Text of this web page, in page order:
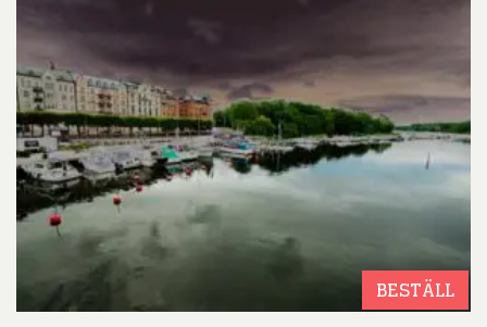
BESTÄLL